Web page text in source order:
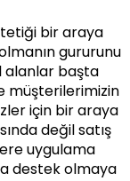
bir araya
gururunu
alanlar başta
müşterilerimizin
için bir araya
değil satış
uygulama
destek olmaya